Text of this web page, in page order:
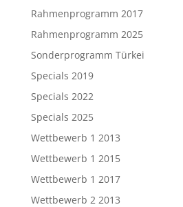
Rahmenprogramm 2017
Rahmenprogramm 2025
Sonderprogramm Türkei
Specials 2019
Specials 2022
Specials 2025
Wettbewerb 1 2013
Wettbewerb 1 2015
Wettbewerb 1 2017
Wettbewerb 2 2013